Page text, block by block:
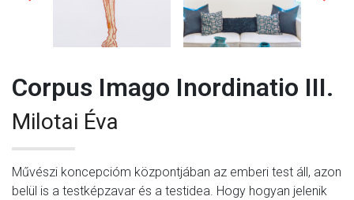
Corpus Imago Inordinatio III.
Milotai Éva
Művészi koncepcióm központjában az emberi test áll, azon
belül is a testképzavar és a testidea. Hogy hogyan jelenik